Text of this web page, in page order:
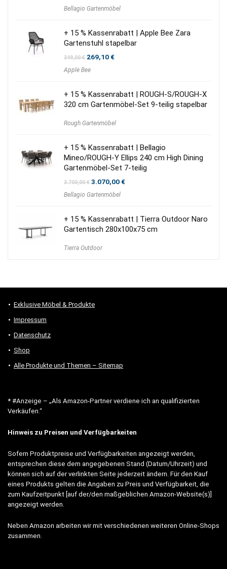
war:
ist:
Bellagio Gartenmöbel
+ 15 % Kassenrabatt | Apple Bee Zara
Gartenstuhl stapelbar
349,00€ Ursprünglicher
war:
269,10€Aktueller
Apple Bee
+ 15 % Kassenrabatt | ROUGH-S/ROUGH-X
320 cm Gartenmöbel-Set 9-teilig stapelbar
Rough Gartenmöbel
+ 15 % Kassenrabatt | Bellagio
Mineo/ROUGH-Y Ellips 240 cm High Dining
Gartenmöbel-Set 7-teilig
3.700,00€ Ursprünglicher
war:
3.070,00€Aktueller
Bellagio Gartenmöbel
+ 15 % Kassenrabatt | Tierra Outdoor Naro
Gartentisch 280x100x75 cm
Tierra Outdoor
Exklusive Möbel & Produkte
Impressum
Datenschutz
Shop
Alle Produkte und Themen – Sitemap
* #Anzeige – „Als Amazon-Partner verdiene ich an qualifizierten
Verkäufen.“
Hinweis zu Preisen und Verfügbarkeiten
Sofern Produktpreise und Verfügbarkeiten angezeigt werden,
entsprechen diese dem angegebenen Stand (Datum/Uhrzeit) und
können sich auf der verlinkten Seite jederzeit ändern. Für den Kauf
eines Produkts gelten die Angaben zu Preis und Verfügbarkeit, die
zum Kaufzeitpunkt [auf der/den maßgeblichen Amazon-Website(s)]
angezeigt werden.
Neben Amazon arbeiten wir mit verschiedenen weiteren Online-Shops
zusammen.